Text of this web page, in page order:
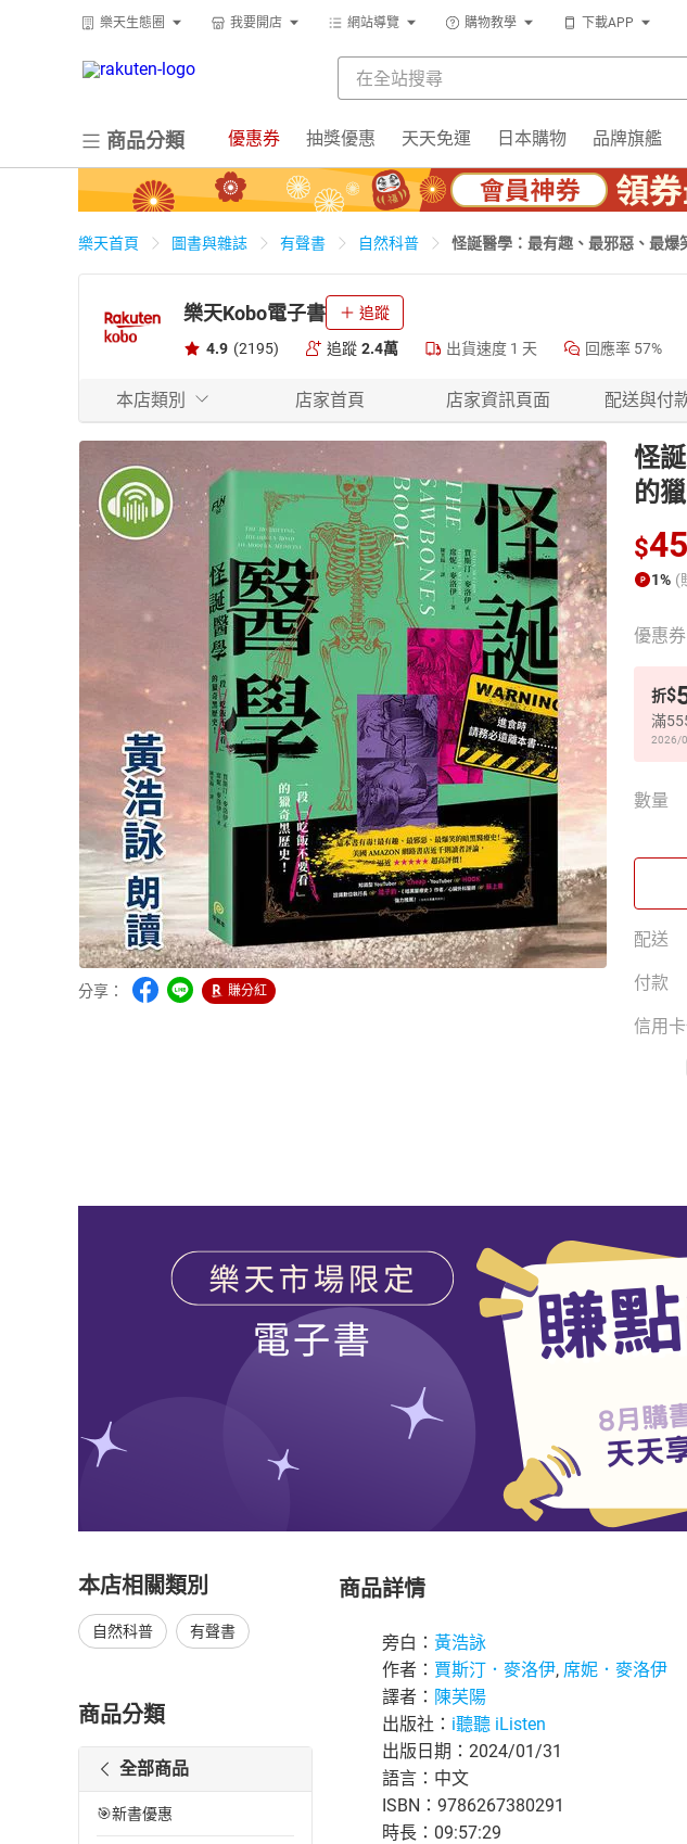
樂天生態圈 我要開店 網站導覽 購物教學 下載APP
商品分類 優惠券 抽獎優惠 天天免運 日本購物 品牌旗艦
樂天首頁 圖書與雜誌 有聲書 自然科普 怪誕醫學：最有趣、最邪惡、最爆
樂天Kobo電子書 追蹤
4.9 (2195) 追蹤 2.4萬 出貨速度 1 天 回應率 57%
本店類別 店家首頁 店家資訊頁面 配送與付
分享： 賺分紅
怪
的
$
1% (
優惠券
折$
滿
2026/
數量
配送
付款
信用
本店相關類別
自然科普 有聲書
商品分類
全部商品
🎯新書優惠
商品詳情
旁白： 黃浩詠
作者： 賈斯汀．麥洛伊, 席妮．麥洛伊
譯者： 陳芙陽
出版社： i聽聽 iListen
出版日期：2024/01/31
語言：中文
ISBN：9786267380291
時長：09:57:29